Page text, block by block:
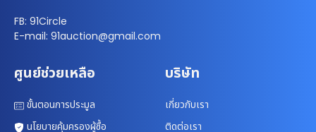
FB: 91Circle
E-mail: 91auction@gmail.com
ศูนย์ช่วยเหลือ
ขั้นตอนการประมูล
นโยบายคุ้มครองผู้ซื้อ
บริษัท
เกี่ยวกับเรา
ติดต่อเรา